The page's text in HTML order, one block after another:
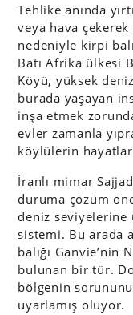
Tehlike anında
veya hava
nedeniyle kirpi
Batı Afrika ülkesi
Köyü, yüksek
burada yaşayan
inşa etmek
evler zamanla
köylülerin
İranlı mimar
duruma çözüm
deniz seviyelerine
sistemi. Bu arada
balığı Ganvie’nin
bulunan bir tür.
bölgenin
uyarlamış oluyor.